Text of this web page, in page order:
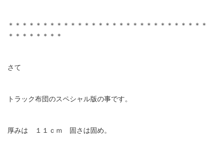
＊＊＊＊＊＊＊＊＊＊＊＊＊＊＊＊＊＊＊＊＊＊＊＊＊＊＊＊＊
＊＊＊＊＊＊＊＊
さて
トラック布団のスペシャル版の事です。
厚みは １１ｃｍ 固さは固め。